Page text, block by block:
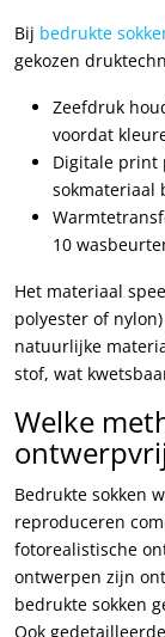
Bij bedrukte
gekozen
Zeefdruk
voordat
Digitale print
sokmateriaal
10
Het materiaal
polyester of
natuurlijke
stof, wat
Welke
Bedrukte sokken
reproduceren
fotorealistische
ontwerpen zijn
bedrukte sokken
Ook